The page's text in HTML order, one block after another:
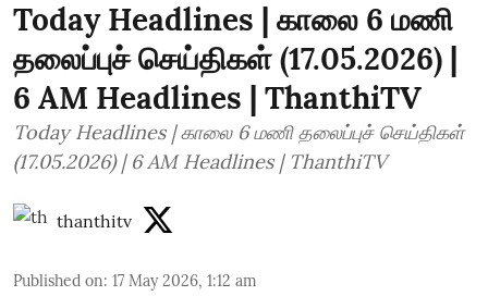
Today Headlines | காலை 6 மணி
தலைப்புச் செய்திகள் (17.05.2026) |
6 AM Headlines | ThanthiTV
Today Headlines | காலை 6 மணி தலைப்புச் செய்திகள்
(17.05.2026) | 6 AM Headlines | ThanthiTV
thanthitv
Published on: 17 May 2026, 1:12 am